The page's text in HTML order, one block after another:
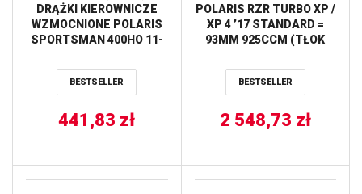
DRĄŻKI KIEROWNICZE
WZMOCNIONE POLARIS
SPORTSMAN 400HO 11-
800 05-14,
MAGNUM/TRIAL BOSS
BESTSELLER
441,83 zł
POLARIS RZR TURBO XP /
XP 4 ’17 STANDARD =
93MM 925CCM (TŁOK
END + CYLINDER) (9.1:1)
CYLINDER WORKS
BESTSELLER
2 548,73 zł